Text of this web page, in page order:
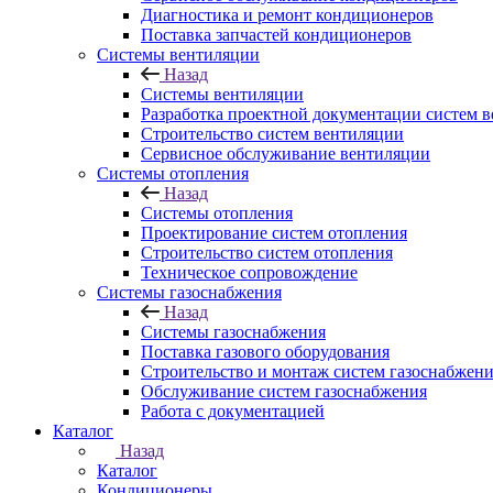
Диагностика и ремонт кондиционеров
Поставка запчастей кондиционеров
Системы вентиляции
Назад
Системы вентиляции
Разработка проектной документации систем
Строительство систем вентиляции
Сервисное обслуживание вентиляции
Системы отопления
Назад
Системы отопления
Проектирование систем отопления
Строительство систем отопления
Техническое сопровождение
Системы газоснабжения
Назад
Системы газоснабжения
Поставка газового оборудования
Строительство и монтаж систем
Обслуживание систем газоснабжения
Работа с документацией
Каталог
Назад
Каталог